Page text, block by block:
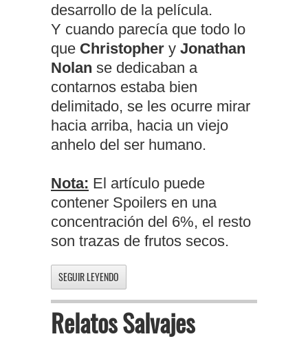
desarrollo de la película.
Y cuando parecía que todo lo
que Christopher y Jonathan
Nolan se dedicaban a
contarnos estaba bien
delimitado, se les ocurre mirar
hacia arriba, hacia un viejo
anhelo del ser humano.
Nota: El artículo puede
contener Spoilers en una
concentración del 6%, el resto
son trazas de frutos secos.
SEGUIR LEYENDO
Relatos Salvajes